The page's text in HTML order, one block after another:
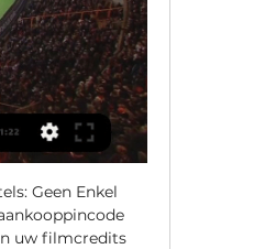
Geen Enkel
uw filmcredits